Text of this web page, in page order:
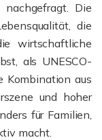
Die
die
wirtschaftliche
als UNESCO-
Kombination aus
und hoher
für Familien,
macht.